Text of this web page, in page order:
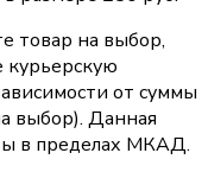
товар на выбор,
курьерскую
от суммы
выбор). Данная
в пределах МКАД.